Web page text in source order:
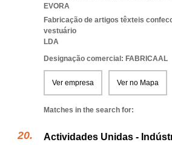
EVORA
Fabricação de artigos têxteis
vestuário
LDA
Designação comercial: FABRICAAL
Ver empresa Ver no Mapa
Matches in the search for:
Actividades Unidas -